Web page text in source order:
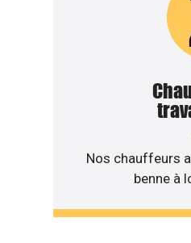
Nos chauffeurs
benne à